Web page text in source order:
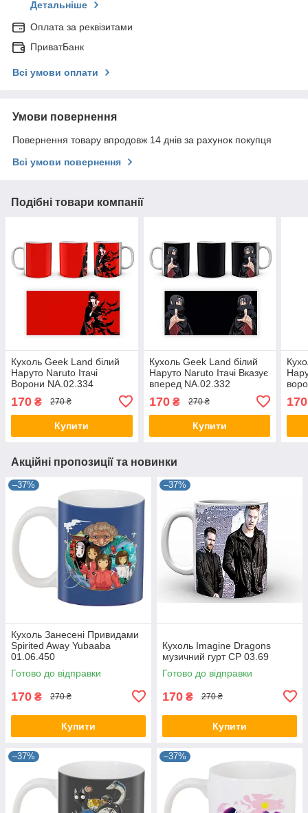
Детальніше
Оплата за реквізитами
ПриватБанк
Всі умови оплати
Умови повернення
Повернення товару впродовж 14 днів за рахунок покупця
Всі умови повернення
Подібні товари компанії
Кухоль Geek Land білий
Наруто Naruto Ітачі
Ворони NA.02.334
170 ₴ 270 ₴
Купити
Кухоль Geek Land білий
Наруто Naruto Ітачі Вказує
вперед NA.02.332
170₴ 270 ₴
Купити
170
Акційні пропозиції та новинки
–37%
Кухоль Занесені Привидами
Spirited Away Yubaaba
01.06.450
Готово до відправки
170 ₴ 270 ₴
Купити
–37%
Кухоль Imagine Dragons
музичний гурт CP 03.69
Готово до відправки
170 ₴ 270 ₴
Купити
–37% –37%